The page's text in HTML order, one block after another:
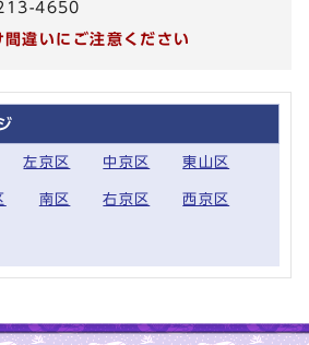
4650
違いにご注意ください
左京区 中京区 東山区
南区 右京区 西京区